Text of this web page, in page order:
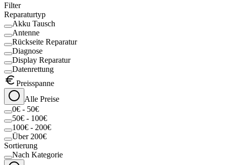
Filter
Reparaturtyp
Akku Tausch
Antenne
Rückseite Reparatur
Diagnose
Display Reparatur
Datenrettung
Preisspanne
Alle Preise
0€ - 50€
50€ - 100€
100€ - 200€
Über 200€
Sortierung
Nach Kategorie